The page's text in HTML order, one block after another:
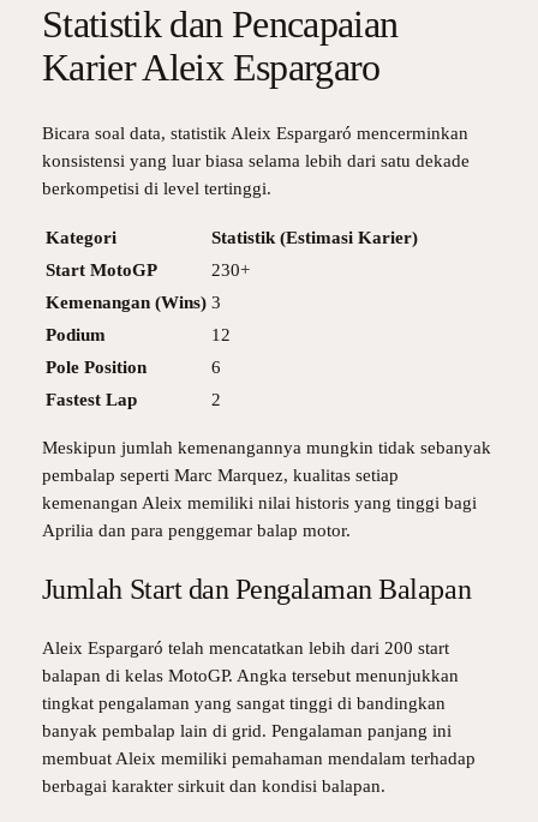
Statistik dan Pencapaian
Karier Aleix Espargaro
Bicara soal data, statistik Aleix Espargaró mencerminkan
konsistensi yang luar biasa selama lebih dari satu dekade
berkompetisi di level tertinggi.
Kategori
Statistik (Estimasi Karier)
Start MotoGP
230+
Kemenangan (Wins) 3
Podium
12
Pole Position
6
Fastest Lap
2
Meskipun jumlah kemenangannya mungkin tidak sebanyak
pembalap seperti Marc Marquez, kualitas setiap
kemenangan Aleix memiliki nilai historis yang tinggi bagi
Aprilia dan para penggemar balap motor.
Jumlah Start dan Pengalaman Balapan
Aleix Espargaró telah mencatatkan lebih dari 200 start
balapan di kelas MotoGP. Angka tersebut menunjukkan
tingkat pengalaman yang sangat tinggi di bandingkan
banyak pembalap lain di grid. Pengalaman panjang ini
membuat Aleix memiliki pemahaman mendalam terhadap
berbagai karakter sirkuit dan kondisi balapan.